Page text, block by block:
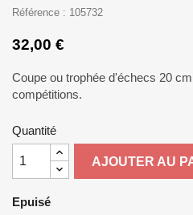
Référence : 105732
32,00 €
Coupe ou trophée d'échecs 20
compétitions.
Quantité
AJOUTER AU
Epuisé